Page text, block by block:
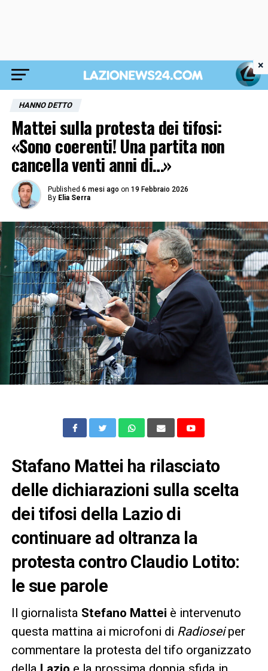
HANNO DETTO
Mattei sulla protesta dei tifosi:
«Sono coerenti! Una partita non
cancella venti anni di…»
Published 6 mesi ago on 19 Febbraio 2026
By Elia Serra
Stafano Mattei ha rilasciato
delle dichiarazioni sulla scelta
dei tifosi della Lazio di
continuare ad oltranza la
protesta contro Claudio Lotito:
le sue parole
Il giornalista Stefano Mattei è intervenuto
questa mattina ai microfoni di Radioseiper
commentare la protesta del tifo organizzato
×